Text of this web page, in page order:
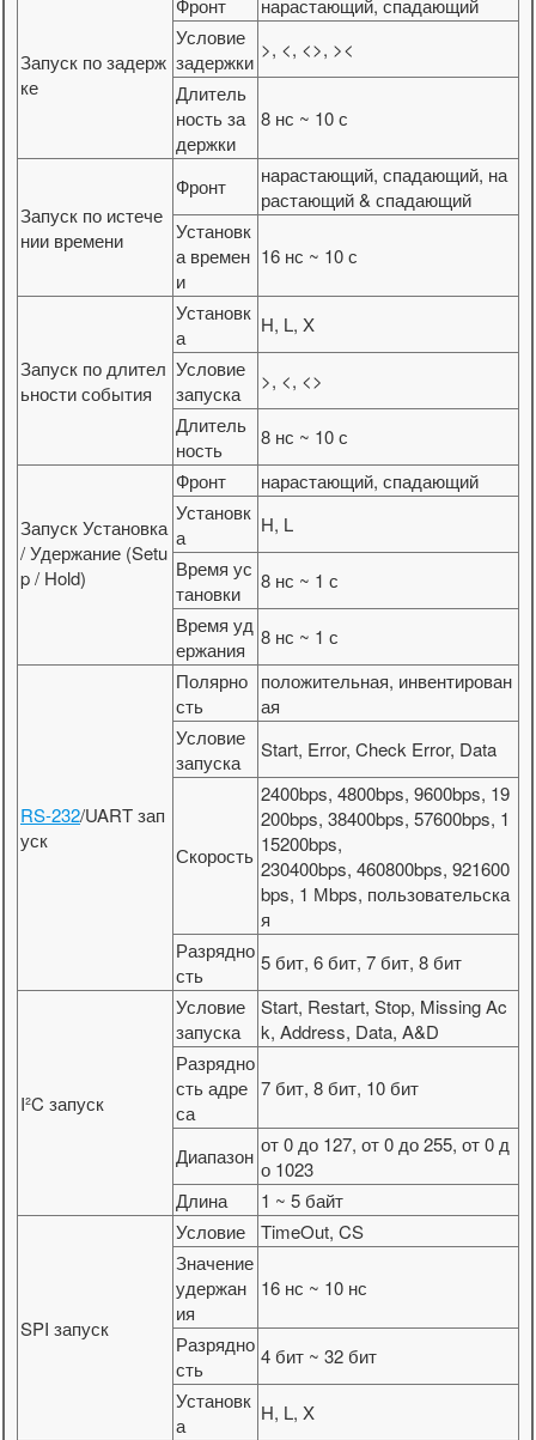
Запуск по задерж
ке
Фронт
нарастающий, спадающий
Условие
задержки
>, <, <>, ><
Длитель
ность за
держки
8 нс ~ 10 с
Запуск по истече
нии времени
Фронт
нарастающий, спадающий, на
растающий & спадающий
Установк
а времен
и
16 нс ~ 10 с
Запуск по длител
ьности события
Установк
а
H, L, X
Условие
запуска
>, <, <>
Длитель
ность
8 нс ~ 10 с
Запуск Установка
/ Удержание (Setu
p / Hold)
Фронт
нарастающий, спадающий
Установк
а
H, L
Время ус
тановки
8 нс ~ 1 с
Время уд
ержания
8 нс ~ 1 с
RS-232/UART зап
уск
Полярно
сть
положительная, инвентирован
ая
Условие
запуска
Start, Error, Check Error, Data
Скорость
2400bps, 4800bps, 9600bps, 19
200bps, 38400bps, 57600bps, 1
15200bps,
230400bps, 460800bps, 921600
bps, 1 Мbps, пользовательска
я
Разрядно
сть
5 бит, 6 бит, 7 бит, 8 бит
I²C запуск
Условие
запуска
Start, Restart, Stop, Missing Ac
k, Address, Data, A&D
Разрядно
сть адре
са
7 бит, 8 бит, 10 бит
Диапазон от 0 до 127, от 0 до 255, от 0 д
о 1023
Длина
1 ~ 5 байт
SPI запуск
Условие
TimeOut, CS
Значение
удержан
ия
16 нс ~ 10 нс
Разрядно
сть
4 бит ~ 32 бит
Установк
а
H, L, X